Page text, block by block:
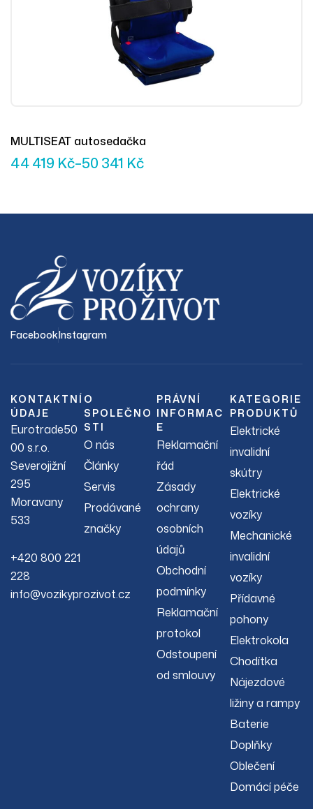
MULTISEAT autosedačka
44 419 Kč–50 341 Kč
FacebookInstagram
KONTAKTNÍ
ÚDAJE
Eurotrade50
00 s.r.o.
Severojižní
295
Moravany
533
+420 800 221
228
info@vozikyprozivot.cz
O
SPOLEČNO
STI
O nás
Články
Servis
Prodávané
značky
PRÁVNÍ
INFORMAC
E
Reklamační
řád
Zásady
ochrany
osobních
údajů
Obchodní
podmínky
Reklamační
protokol
Odstoupení
od smlouvy
KATEGORIE
PRODUKTŮ
Elektrické
invalidní
skútry
Elektrické
vozíky
Mechanické
invalidní
vozíky
Přídavné
pohony
Elektrokola
Chodítka
Nájezdové
ližiny a rampy
Baterie
Doplňky
Oblečení
Domácí péče